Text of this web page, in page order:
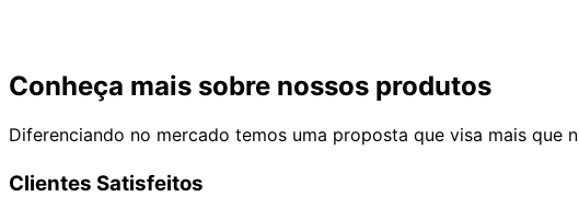
Conheça mais sobre nossos produtos
Diferenciando no mercado temos uma proposta que visa mais
Clientes Satisfeitos